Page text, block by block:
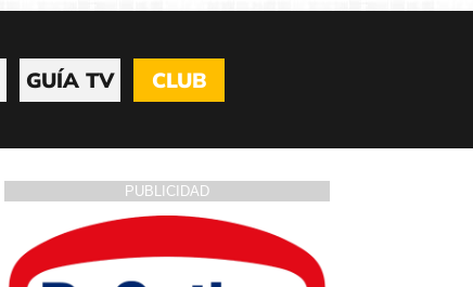
GUÍA TV CLUB
PUBLICIDAD